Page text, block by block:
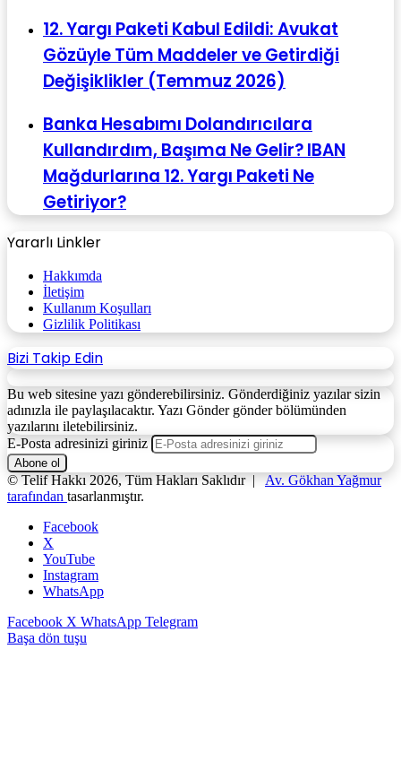
12. Yargı Paketi Kabul Edildi: Avukat
Gözüyle Tüm Maddeler ve Getirdiği
Değişiklikler (Temmuz 2026)
Banka Hesabımı Dolandırıcılara
Kullandırdım, Başıma Ne Gelir? IBAN
Mağdurlarına 12. Yargı Paketi Ne
Getiriyor?
Yararlı Linkler
Hakkımda
İletişim
Kullanım Koşulları
Gizlilik Politikası
Bizi Takip Edin
Bu web sitesine yazı gönderebilirsiniz. Gönderdiğiniz yazılar sizin
adınızla ile paylaşılacaktır. Yazı Gönder gönder bölümünden
yazılarını iletebilirsiniz.
E-Posta adresinizi giriniz
© Telif Hakkı 2026, Tüm Hakları Saklıdır |Av. Gökhan Yağmur
tarafından tasarlanmıştır.
Facebook
X
YouTube
Instagram
WhatsApp
Facebook X WhatsApp Telegram
Başa dön tuşu